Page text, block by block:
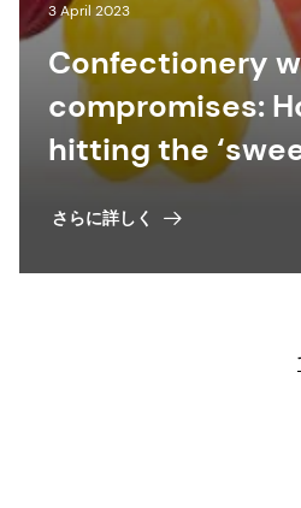
3 April 2023
Confectionery
compromises:
hitting the
さらに詳しく